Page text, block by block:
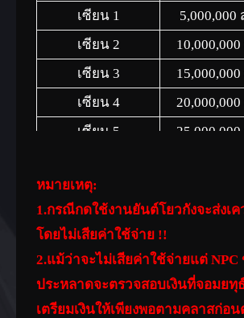
เซียน 1
5,000,000
เซียน 2
10,000,000
เซียน 3
15,000,000
เซียน 4
20,000,000
เซียน 5
25,000,000
เซียน 7
หมายเหตุ:
1.กรณีกดใช้งานยันต์โยวกังจะส่งเ
โดยไม่เสียค่าใช้จ่าย !!
2.แม้ว่าจะไม่เสียค่าใช้จ่ายแต่
ประหลาดจะตรวจสอบเงินที่จอมยทุ
เตรียมเงินให้เพียงพอตามคลาสก่อน